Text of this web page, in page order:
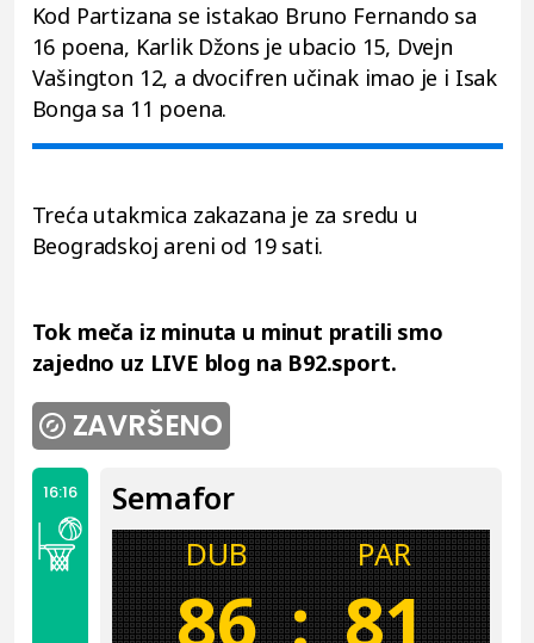
Kod Partizana se istakao Bruno Fernando sa
16 poena, Karlik Džons je ubacio 15, Dvejn
Vašington 12, a dvocifren učinak imao je i Isak
Bonga sa 11 poena.
Treća utakmica zakazana je za sredu u
Beogradskoj areni od 19 sati.
Tok meča iz minuta u minut pratili smo
zajedno uz LIVE blog na B92.sport.
ZAVRŠENO
16:16 Semafor
DUB PAR
86 : 81